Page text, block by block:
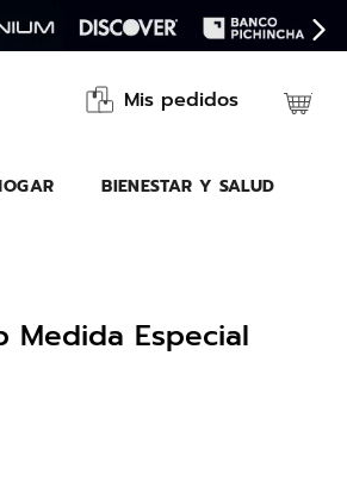
Mis pedidos
BIENESTAR Y SALUD
Medida Especial